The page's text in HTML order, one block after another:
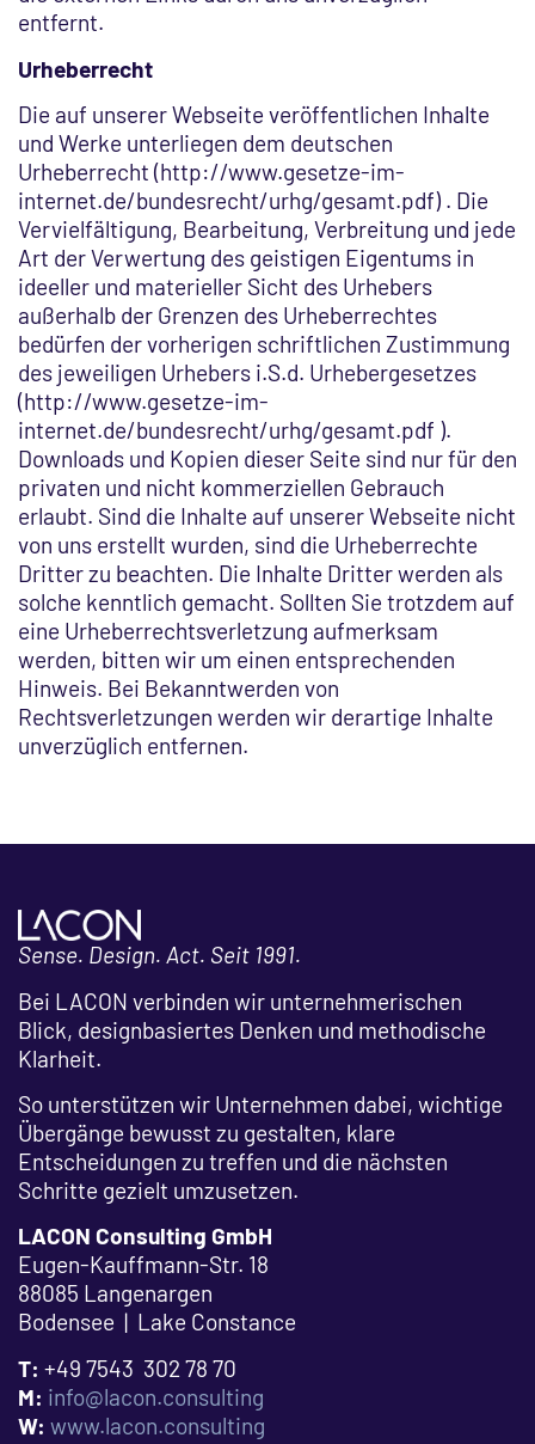
entfernt.
Urheberrecht
Die auf unserer Webseite veröffentlichen Inhalte
und Werke unterliegen dem deutschen
Urheberrecht (http://www.gesetze-im-
internet.de/bundesrecht/urhg/gesamt.pdf) . Die
Vervielfältigung, Bearbeitung, Verbreitung und jede
Art der Verwertung des geistigen Eigentums in
ideeller und materieller Sicht des Urhebers
außerhalb der Grenzen des Urheberrechtes
bedürfen der vorherigen schriftlichen Zustimmung
des jeweiligen Urhebers i.S.d. Urhebergesetzes
(http://www.gesetze-im-
internet.de/bundesrecht/urhg/gesamt.pdf ).
Downloads und Kopien dieser Seite sind nur für den
privaten und nicht kommerziellen Gebrauch
erlaubt. Sind die Inhalte auf unserer Webseite nicht
von uns erstellt wurden, sind die Urheberrechte
Dritter zu beachten. Die Inhalte Dritter werden als
solche kenntlich gemacht. Sollten Sie trotzdem auf
eine Urheberrechtsverletzung aufmerksam
werden, bitten wir um einen entsprechenden
Hinweis. Bei Bekanntwerden von
Rechtsverletzungen werden wir derartige Inhalte
unverzüglich entfernen.
Sense. Design. Act. Seit 1991.
Bei LACON verbinden wir unternehmerischen
Blick, designbasiertes Denken und methodische
Klarheit.
So unterstützen wir Unternehmen dabei, wichtige
Übergänge bewusst zu gestalten, klare
Entscheidungen zu treffen und die nächsten
Schritte gezielt umzusetzen.
LACON Consulting GmbH
Eugen-Kauffmann-Str. 18
88085 Langenargen
Bodensee | Lake Constance
T: +49 7543 302 78 70
M: info@lacon.consulting
W: www.lacon.consulting